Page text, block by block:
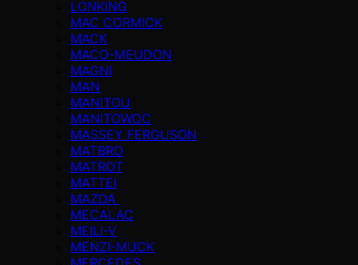
LONKING
MAC CORMICK
MACK
MACO-MEUDON
MAGNI
MAN
MANITOU
MANITOWOC
MASSEY FERGUSON
MATBRO
MATROT
MATTEI
MAZDA
MECALAC
MEILI-V
MENZI-MUCK